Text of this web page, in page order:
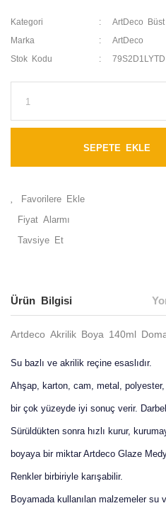
Kategori ArtDeco
Marka ArtDeco
Stok Kodu 79S2D1LYTD
SEPETE EKLE
Fiyat Alarmı
Tavsiye Et
Ürün Bilgisi
Artdeco Akrilik Boya 140ml
Su bazlı ve akrilik reçine esaslıdır.
Ahşap, karton, cam, metal,
bir çok yüzeyde iyi sonuç verir.
Sürüldükten sonra hızlı kurur,
boyaya bir miktar Artdeco Glaze
Renkler birbiriyle karışabilir.
Boyamada kullanılan malzemeler su